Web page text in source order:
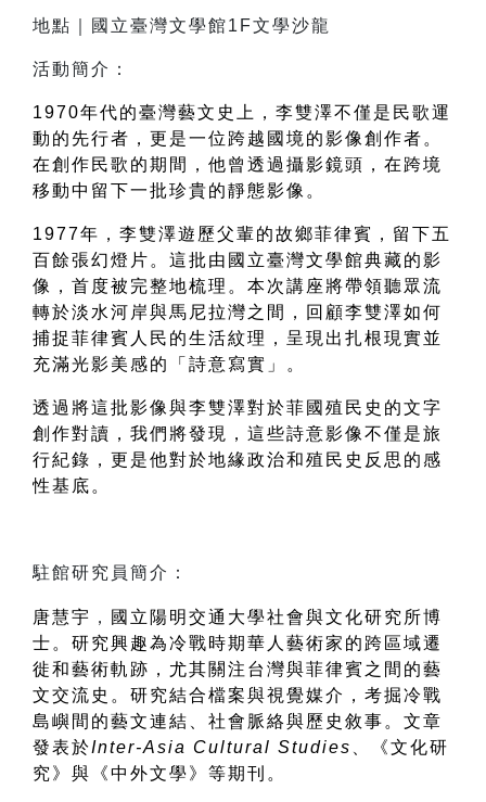
地點｜國立臺灣文學館1F文學沙龍
活動簡介：
1970年代的臺灣藝文史上，李雙澤不僅是民歌運
動的先行者，更是一位跨越國境的影像創作者。
在創作民歌的期間，他曾透過攝影鏡頭，在跨境
移動中留下一批珍貴的靜態影像。
1977年，李雙澤遊歷父輩的故鄉菲律賓，留下五
百餘張幻燈片。這批由國立臺灣文學館典藏的影
像，首度被完整地梳理。本次講座將帶領聽眾流
轉於淡水河岸與馬尼拉灣之間，回顧李雙澤如何
捕捉菲律賓人民的生活紋理，呈現出扎根現實並
充滿光影美感的「詩意寫實」。
透過將這批影像與李雙澤對於菲國殖民史的文字
創作對讀，我們將發現，這些詩意影像不僅是旅
行紀錄，更是他對於地緣政治和殖民史反思的感
性基底。
唐慧宇 ，
國立陽明交通大學社會與文化研究所博
士。研究興趣為冷戰時期華人藝術家的跨區域遷
徙和藝術軌跡，尤其關注台灣與菲律賓之間的藝
文交流史。研究結合檔案與視覺媒介，考掘冷戰
島嶼間的藝文連結、社會脈絡與歷史敘事。文章
發表於Inter-Asia Cultural Studies
、《文化研
究》與《中外文學》等期刊。